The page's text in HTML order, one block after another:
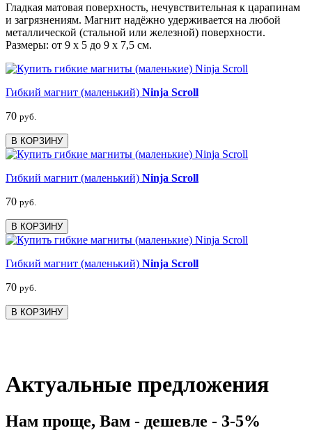
Гладкая матовая поверхность, нечувствительная к царапинам
и загрязнениям. Магнит надёжно удерживается на любой
металлической (стальной или железной) поверхности.
Размеры: от 9 х 5 до 9 х 7,5 см.
Гибкий магнит (маленький) Ninja Scroll
70 руб.
В КОРЗИНУ
Гибкий магнит (маленький) Ninja Scroll
70 руб.
В КОРЗИНУ
Гибкий магнит (маленький) Ninja Scroll
70 руб.
В КОРЗИНУ
Актуальные предложения
Нам проще, Вам - дешевле - 3-5%